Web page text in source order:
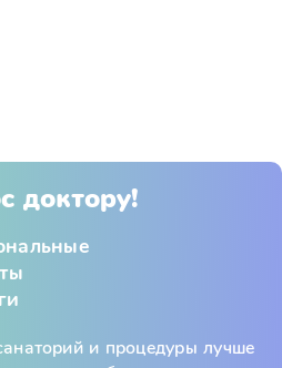
доктору!
и процедуры лучше